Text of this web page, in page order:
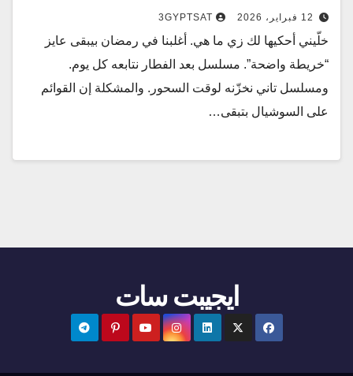
12 فبراير، 2026 3GYPTSAT
خلّيني أحكيها لك زي ما هي. أغلبنا في رمضان بيبقى عايز
“خريطة واضحة”. مسلسل بعد الفطار نتابعه كل يوم.
ومسلسل تاني نخزّنه لوقت السحور. والمشكلة إن القوائم
على السوشيال بتبقى…
ايجيبت سات